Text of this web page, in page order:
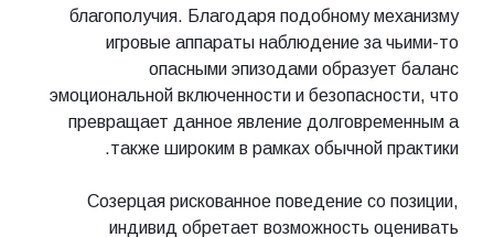
благополучия. Благодаря подобному механизму
игровые аппараты наблюдение за чьими-то
опасными эпизодами образует баланс
эмоциональной включенности и безопасности, что
превращает данное явление долговременным а
также широким в рамках обычной практики.
Созерцая рискованное поведение со позиции,
индивид обретает возможность оценивать